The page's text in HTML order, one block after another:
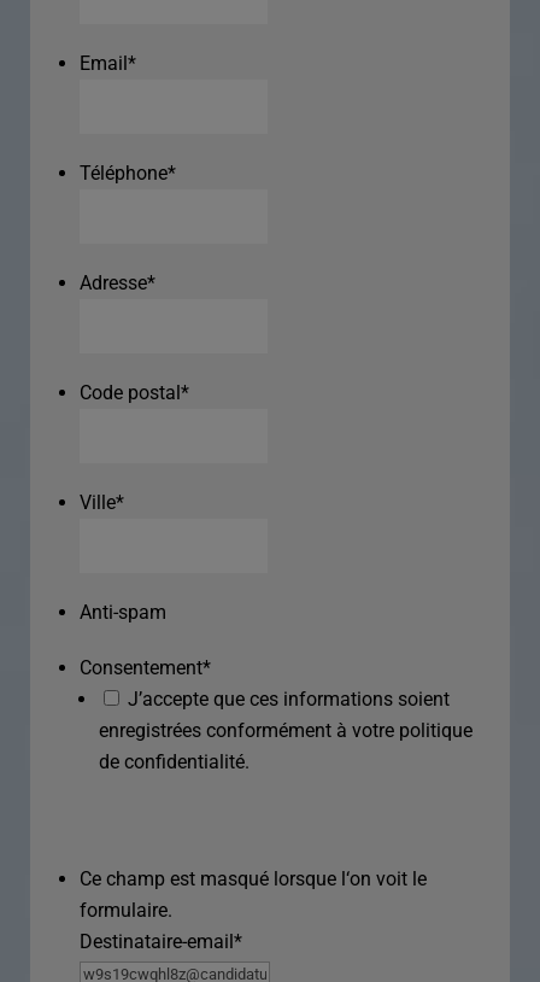
Email*
Téléphone*
Adresse*
Code postal*
Ville*
Anti-spam
Consentement*
J’accepte que ces informations soient
enregistrées conformément à votre politique
de confidentialité.
Ce champ est masqué lorsque l‘on voit le
formulaire.
Destinataire-email*